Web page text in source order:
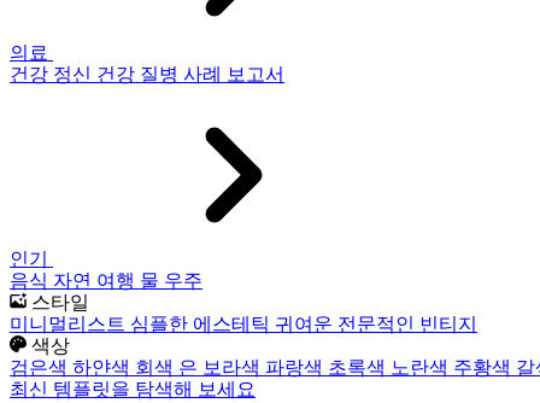
의료
건강 정신 건강 질병 사례 보고서
인기
음식 자연 여행 물 우주
스타일
미니멀리스트 심플한 에스테틱 귀여운 전문적인 빈티지
색상
검은색 하얀색 회색 은 보라색 파랑색 초록색 노란색 주황색
최신 템플릿을 탐색해 보세요